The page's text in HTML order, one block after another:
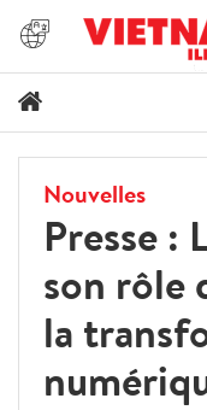
Nouvelles
Presse :
son rôle
la